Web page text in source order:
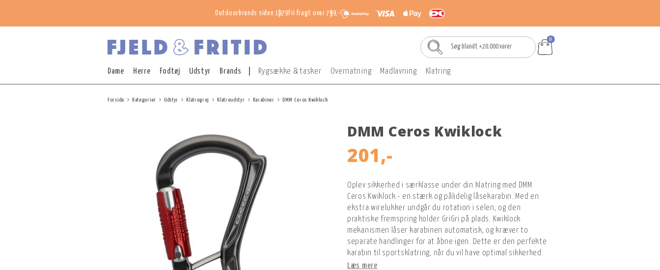
Outdoorbrands siden 1979 Fri fragt over 799,-
0
Dame Herre Fodtøj Udstyr Brands Rygsække & tasker Overnatning Madlavning Klatring
Forside Kategorier Udstyr Klatregrej Klatreudstyr Karabiner DMM Ceros Kwiklock
DMM Ceros Kwiklock
201,-
Oplev sikkerhed i særklasse under din klatring med DMM
Ceros Kwiklock - en stærk og pålidelig låsekarabin. Med en
ekstra wirelukker undgår du rotation i selen, og den
praktiske fremspring holder GriGri på plads. Kwiklock
mekanismen låser karabinen automatisk, og kræver to
separate handlinger for at åbne igen. Dette er den perfekte
karabin til sportsklatring, når du vil have optimal sikkerhed.
Læs mere